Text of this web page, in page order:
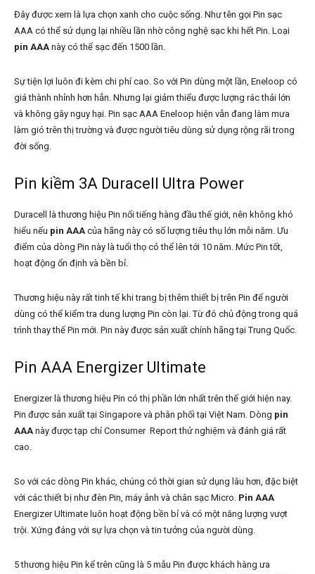
Đây được xem là lựa chọn xanh cho cuộc sống. Như tên gọi Pin sạc
AAA có thể sử dụng lại nhiều lần nhờ công nghệ sạc khi hết Pin. Loại
pin AAA này có thể sạc đến 1500 lần.
Sự tiện lợi luôn đi kèm chi phí cao. So với Pin dùng một lần, Eneloop có
giá thành nhỉnh hơn hẳn. Nhưng lại giảm thiểu được lượng rác thải lớn
và không gây nguy hại. Pin sạc AAA Eneloop hiện vẫn đang làm mưa
làm gió trên thị trường và được người tiêu dùng sử dụng rộng rãi trong
đời sống.
Pin kiềm 3A Duracell Ultra Power
Duracell là thương hiệu Pin nổi tiếng hàng đầu thế giới, nên không khó
hiểu nếu pin AAA của hãng này có số lượng tiêu thụ lớn mỗi năm. Ưu
điểm của dòng Pin này là tuổi thọ có thể lên tới 10 năm. Mức Pin tốt,
hoạt động ổn định và bền bỉ.
Thương hiệu này rất tinh tế khi trang bị thêm thiết bị trên Pin để người
dùng có thể kiểm tra dung lượng Pin còn lại. Từ đó chủ động trong quá
trình thay thế Pin mới. Pin này được sản xuất chính hãng tại Trung Quốc.
Pin AAA Energizer Ultimate
Energizer là thương hiệu Pin có thị phần lớn nhất trên thế giới hiện nay.
Pin được sản xuất tại Singapore và phân phối tại Việt Nam. Dòng pin
AAA này được tạp chí Consumer Report thử nghiệm và đánh giá rất
cao.
So với các dòng Pin khác, chúng có thời gian sử dụng lâu hơn, đặc biệt
với các thiết bị như đèn Pin, máy ảnh và chân sạc Micro. Pin AAA
Energizer Ultimate luôn hoạt động bền bỉ và có một năng lượng vượt
trội. Xứng đáng với sự lựa chọn và tin tưởng của người dùng.
5 thương hiệu Pin kể trên cũng là 5 mẫu Pin được khách hàng ưa